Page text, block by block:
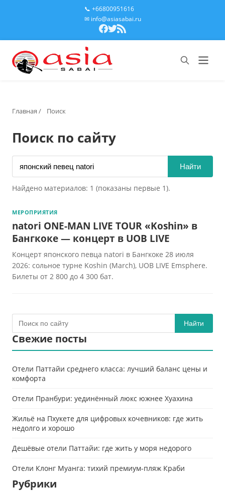
📞 +66800951616
✉ info@asiasabai.ru
Главная / Поиск
Поиск по сайту
Найти
Найдено материалов: 1 (показаны первые 1).
МЕРОПРИЯТИЯ
natori ONE-MAN LIVE TOUR «Koshin» в
Бангкоке — концерт в UOB LIVE
Концерт японского певца natori в Бангкоке 28 июля
2026: сольное турне Koshin (March), UOB LIVE Emsphere.
Билеты от 2 800 до 4 300 бат.
Найти
Свежие посты
Отели Паттайи среднего класса: лучший баланс цены и
комфорта
Отели Пранбури: уединённый люкс южнее Хуахина
Жильё на Пхукете для цифровых кочевников: где жить
недолго и хорошо
Дешёвые отели Паттайи: где жить у моря недорого
Отели Клонг Муанга: тихий премиум-пляж Краби
Рубрики